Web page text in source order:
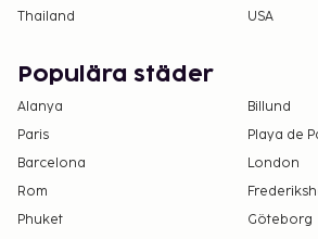
Thailand
USA
Populära städer
Alanya
Billund
Paris
Playa de
Barcelona
London
Rom
Phuket
Göteborg